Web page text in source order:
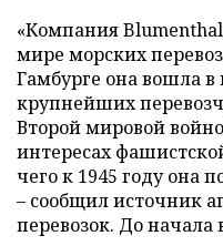
«Компания
мире морских
Гамбурге она вошла
крупнейших
Второй мировой
интересах
чего к 1945 году она
– сообщил источник
перевозок. До